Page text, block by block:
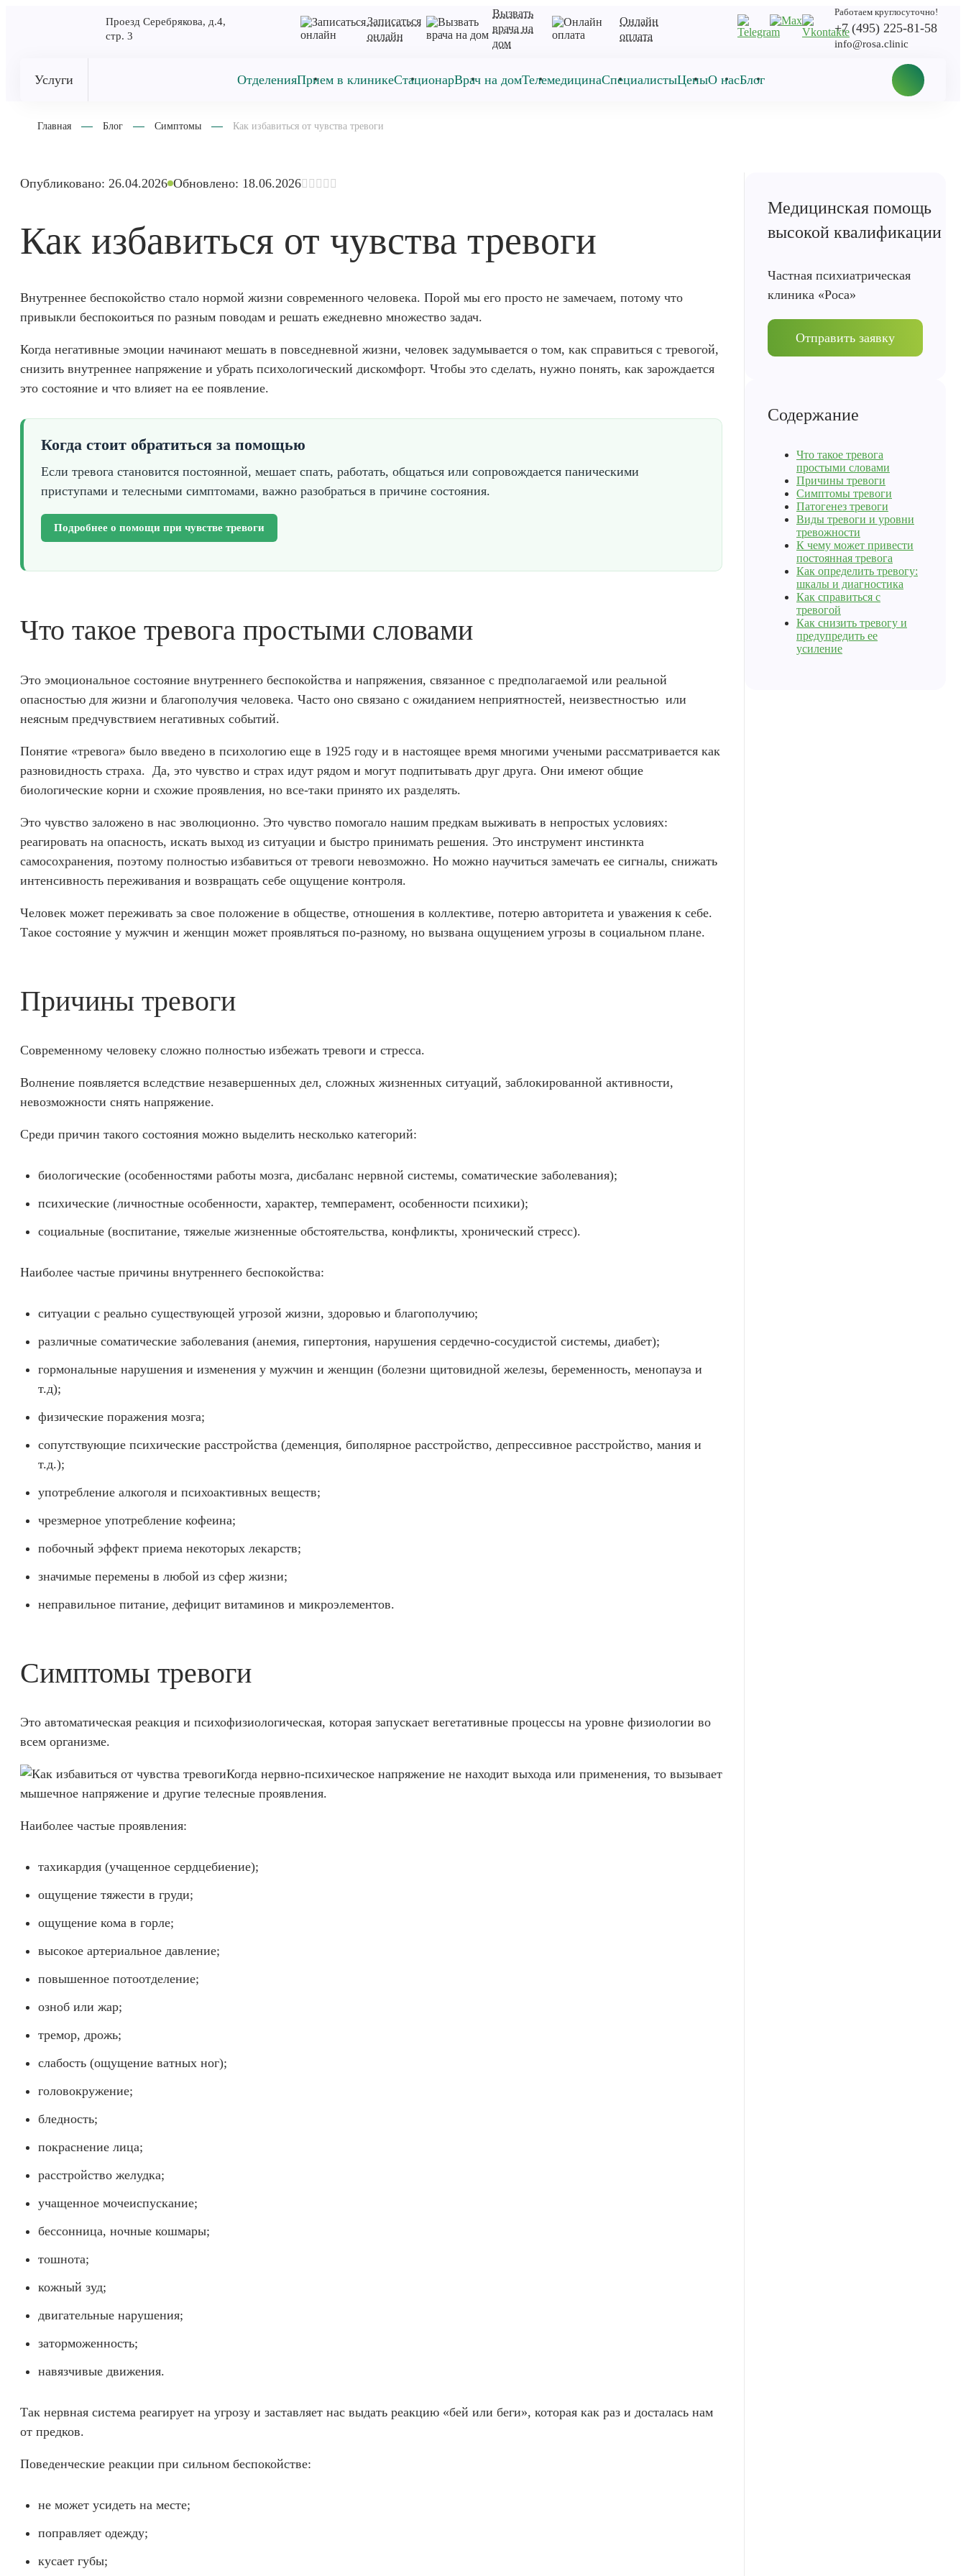
Проезд Серебрякова, д.4,
стр. 3
Записаться
онлайн
Вызвать
врача на
дом
Онлайн
оплата
Работаем круглосуточно!
+7 (495) 225-81-58
info@rosa.clinic
Услуги ОтделенияПрием в клиникеСтационарВрач на домТелемедицинаСпециалистыЦеныО насБлог
Главная Блог Симптомы Как избавиться от чувства тревоги
Опубликовано: 26.04.2026 Обновлено: 18.06.2026
Как избавиться от чувства тревоги
Внутреннее беспокойство стало нормой жизни современного человека. Порой мы его просто не замечаем, потому что
привыкли беспокоиться по разным поводам и решать ежедневно множество задач.
Когда негативные эмоции начинают мешать в повседневной жизни, человек задумывается о том, как справиться с тревогой,
снизить внутреннее напряжение и убрать психологический дискомфорт. Чтобы это сделать, нужно понять, как зарождается
это состояние и что влияет на ее появление.
Когда стоит обратиться за помощью
Если тревога становится постоянной, мешает спать, работать, общаться или сопровождается паническими
приступами и телесными симптомами, важно разобраться в причине состояния.
Подробнее о помощи при чувстве тревоги
Что такое тревога простыми словами
Это эмоциональное состояние внутреннего беспокойства и напряжения, связанное с предполагаемой или реальной
опасностью для жизни и благополучия человека. Часто оно связано с ожиданием неприятностей, неизвестностью или
неясным предчувствием негативных событий.
Понятие «тревога» было введено в психологию еще в 1925 году и в настоящее время многими учеными рассматривается как
разновидность страха. Да, это чувство и страх идут рядом и могут подпитывать друг друга. Они имеют общие
биологические корни и схожие проявления, но все-таки принято их разделять.
Это чувство заложено в нас эволюционно. Это чувство помогало нашим предкам выживать в непростых условиях:
реагировать на опасность, искать выход из ситуации и быстро принимать решения. Это инструмент инстинкта
самосохранения, поэтому полностью избавиться от тревоги невозможно. Но можно научиться замечать ее сигналы, снижать
интенсивность переживания и возвращать себе ощущение контроля.
Человек может переживать за свое положение в обществе, отношения в коллективе, потерю авторитета и уважения к себе.
Такое состояние у мужчин и женщин может проявляться по-разному, но вызвана ощущением угрозы в социальном плане.
Причины тревоги
Современному человеку сложно полностью избежать тревоги и стресса.
Волнение появляется вследствие незавершенных дел, сложных жизненных ситуаций, заблокированной активности,
невозможности снять напряжение.
Среди причин такого состояния можно выделить несколько категорий:
биологические (особенностями работы мозга, дисбаланс нервной системы, соматические заболевания);
психические (личностные особенности, характер, темперамент, особенности психики);
социальные (воспитание, тяжелые жизненные обстоятельства, конфликты, хронический стресс).
Наиболее частые причины внутреннего беспокойства:
ситуации с реально существующей угрозой жизни, здоровью и благополучию;
различные соматические заболевания (анемия, гипертония, нарушения сердечно-сосудистой системы, диабет);
гормональные нарушения и изменения у мужчин и женщин (болезни щитовидной железы, беременность, менопауза и
т.д);
физические поражения мозга;
сопутствующие психические расстройства (деменция, биполярное расстройство, депрессивное расстройство, мания и
т.д.);
употребление алкоголя и психоактивных веществ;
чрезмерное употребление кофеина;
побочный эффект приема некоторых лекарств;
значимые перемены в любой из сфер жизни;
неправильное питание, дефицит витаминов и микроэлементов.
Симптомы тревоги
Это автоматическая реакция и психофизиологическая, которая запускает вегетативные процессы на уровне физиологии во
всем организме.
Когда нервно-психическое напряжение не находит выхода или применения, то вызывает
мышечное напряжение и другие телесные проявления.
Наиболее частые проявления:
тахикардия (учащенное сердцебиение);
ощущение тяжести в груди;
ощущение кома в горле;
высокое артериальное давление;
повышенное потоотделение;
озноб или жар;
тремор, дрожь;
слабость (ощущение ватных ног);
головокружение;
бледность;
покраснение лица;
расстройство желудка;
учащенное мочеиспускание;
бессонница, ночные кошмары;
тошнота;
кожный зуд;
двигательные нарушения;
заторможенность;
навязчивые движения.
Так нервная система реагирует на угрозу и заставляет нас выдать реакцию «бей или беги», которая как раз и досталась нам
от предков.
Поведенческие реакции при сильном беспокойстве:
не может усидеть на месте;
поправляет одежду;
кусает губы;
Содержание
Что такое тревога
простыми словами
Причины тревоги
Симптомы тревоги
Патогенез тревоги
Виды тревоги и уровни
тревожности
К чему может привести
постоянная тревога
Как определить тревогу:
шкалы и диагностика
Как справиться с
тревогой
Как снизить тревогу и
предупредить ее
усиление
Медицинская помощь
высокой квалификации
Частная психиатрическая
клиника «Роса»
Отправить заявку